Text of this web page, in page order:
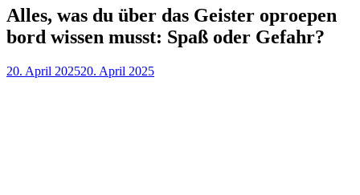
Alles, was du über das Geister oproepen
bord wissen musst: Spaß oder Gefahr?
Posted
20. April 202520. April 2025